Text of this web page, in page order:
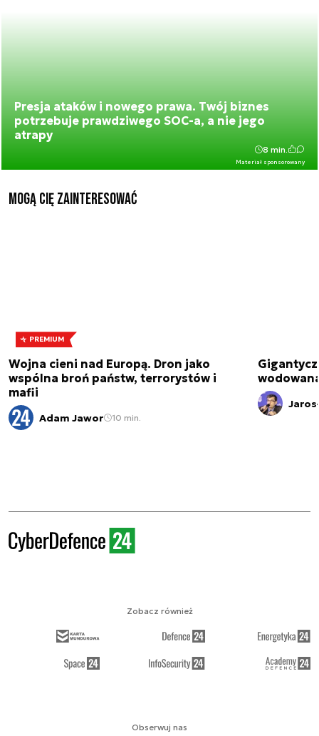
Presja ataków i nowego prawa. Twój biznes
potrzebuje prawdziwego SOC-a, a nie jego
atrapy
Materiał sponsorowany
8 min.
Mogą Cię zainteresować
PREMIUM
Wojna cieni nad Europą. Dron jako
wspólna broń państw, terrorystów i
mafii
Adam Jawor 10 min.
Obserwuj nas
Zobacz również